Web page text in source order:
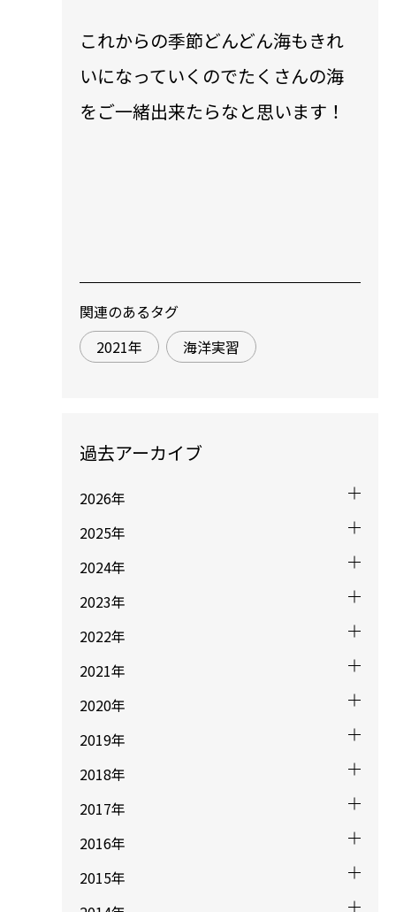
これからの季節どんどん海もきれ
いになっていくのでたくさんの海
をご一緒出来たらなと思います！
関連のあるタグ
2021年
海洋実習
過去アーカイブ
2026年
2025年
2024年
2023年
2022年
2021年
2020年
2019年
2018年
2017年
2016年
2015年